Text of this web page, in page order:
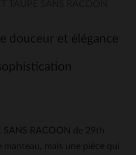
douceur et élégance
SANS RACOON de 29th
mais une pièce qui